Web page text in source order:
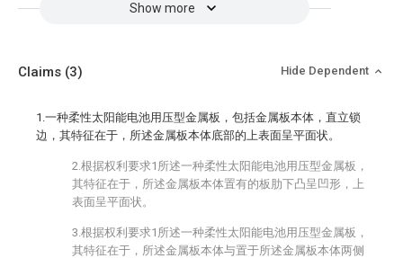
Show more
Claims (3) Hide Dependent
1.一种柔性太阳能电池用压型金属板，包括金属板本体，直立锁
边，其特征在于，所述金属板本体底部的上表面呈平面状。
2.根据权利要求1所述一种柔性太阳能电池用压型金属板，
其特征在于，所述金属板本体置有的板肋下凸呈凹形，上
表面呈平面状。
3.根据权利要求1所述一种柔性太阳能电池用压型金属板，
其特征在于，所述金属板本体与置于所述金属板本体两侧